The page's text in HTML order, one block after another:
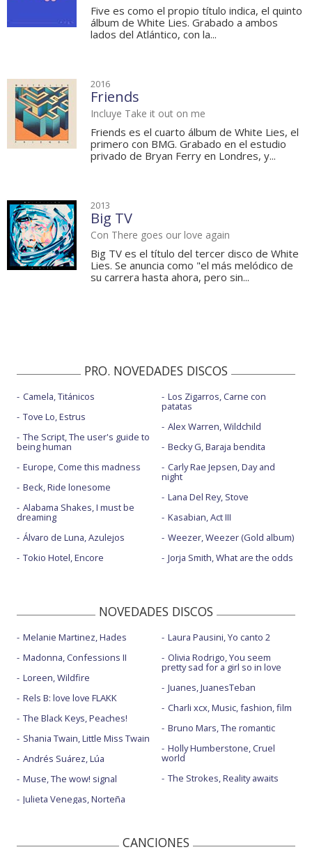
Five es como el propio título indica, el quinto
álbum de White Lies. Grabado a ambos
lados del Atlántico, con la...
2016
Friends
Incluye Take it out on me
Friends es el cuarto álbum de White Lies, el
primero con BMG. Grabado en el estudio
privado de Bryan Ferry en Londres, y...
2013
Big TV
Con There goes our love again
Big TV es el título del tercer disco de White
Lies. Se anuncia como "el más melódico de
su carrera hasta ahora, pero sin...
PRO. NOVEDADES DISCOS
Camela, Titánicos
Tove Lo, Estrus
The Script, The user's guide to
being human
Europe, Come this madness
Beck, Ride lonesome
Alabama Shakes, I must be
dreaming
Álvaro de Luna, Azulejos
Tokio Hotel, Encore
Los Zigarros, Carne con
patatas
Alex Warren, Wildchild
Becky G, Baraja bendita
Carly Rae Jepsen, Day and
night
Lana Del Rey, Stove
Kasabian, Act III
Weezer, Weezer (Gold album)
Jorja Smith, What are the odds
NOVEDADES DISCOS
Melanie Martinez, Hades
Madonna, Confessions II
Loreen, Wildfire
Rels B: love love FLAKK
The Black Keys, Peaches!
Shania Twain, Little Miss Twain
Andrés Suárez, Lúa
Muse, The wow! signal
Julieta Venegas, Norteña
Laura Pausini, Yo canto 2
Olivia Rodrigo, You seem
pretty sad for a girl so in love
Juanes, JuanesTeban
Charli xcx, Music, fashion, film
Bruno Mars, The romantic
Holly Humberstone, Cruel
world
The Strokes, Reality awaits
CANCIONES